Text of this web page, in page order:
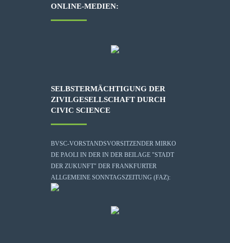
ONLINE-MEDIEN:
SELBSTERMÄCHTIGUNG DER
ZIVILGESELLSCHAFT DURCH
CIVIC SCIENCE
BVSC-VORSTANDSVORSITZENDER MIRKO
DE PAOLI IN DER IN DER BEILAGE "STADT
DER ZUKUNFT" DER FRANKFURTER
ALLGEMEINE SONNTAGSZEITUNG (FAZ):